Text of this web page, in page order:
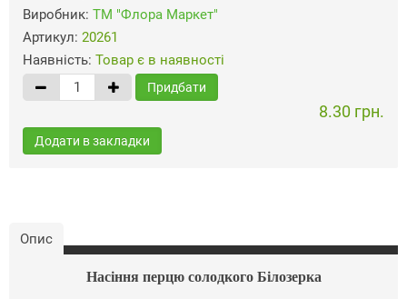
Виробник: ТМ "Флора Маркет"
Артикул: 20261
Наявність: Товар є в наявності
Придбати
8.30 грн.
Додати в закладки
Опис
Насіння перцю солодкого Білозерка